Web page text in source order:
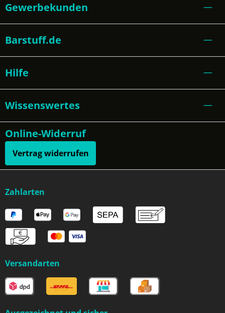
Gewerbekunden
Barstuff.de
Hilfe
Wissenswertes
Online-Widerruf
Vertrag widerrufen
Zahlarten
Versandarten